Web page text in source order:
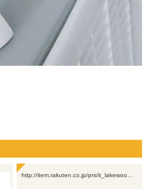
http://item.rakuten.co.jp/prs/it_lakewoo…